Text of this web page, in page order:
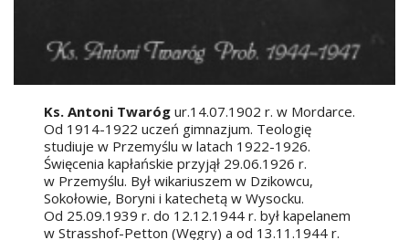
Ks. Antoni Twaróg ur.14.07.1902 r. w Mordarce.
Od 1914-1922 uczeń gimnazjum. Teologię
studiuje w Przemyślu w latach 1922-1926.
Święcenia kapłańskie przyjął 29.06.1926 r.
w Przemyślu. Był wikariuszem w Dzikowcu,
Sokołowie, Boryni i katechetą w Wysocku.
Od 25.09.1939 r. do 12.12.1944 r. był kapelanem
w Strasshof-Petton (Węgry) a od 13.11.1944 r.